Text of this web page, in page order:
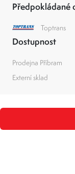
Předpokládané
Toptrans
Dostupnost
Prodejna Příbram
Externí sklad